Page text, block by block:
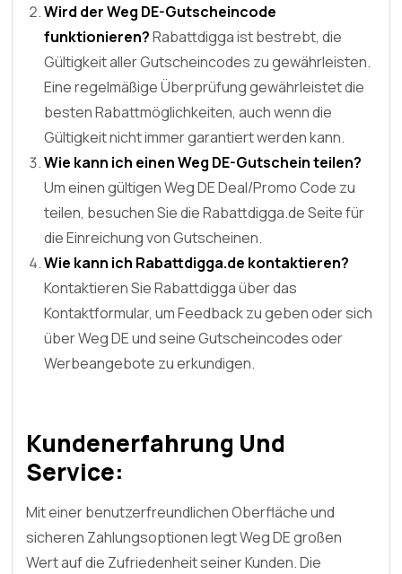
Wird der Weg DE-Gutscheincode
funktionieren?Rabattdigga ist bestrebt, die
Gültigkeit aller Gutscheincodes zu gewährleisten.
Eine regelmäßige Überprüfung gewährleistet die
besten Rabattmöglichkeiten, auch wenn die
Gültigkeit nicht immer garantiert werden kann.
Wie kann ich einen Weg DE-Gutschein teilen?
Um einen gültigen Weg DE Deal/Promo Code zu
teilen, besuchen Sie die Rabattdigga.de Seite für
die Einreichung von Gutscheinen.
Wie kann ich Rabattdigga.de kontaktieren?
Kontaktieren Sie Rabattdigga über das
Kontaktformular, um Feedback zu geben oder sich
über Weg DE und seine Gutscheincodes oder
Werbeangebote zu erkundigen.
Kundenerfahrung Und
Service:
Mit einer benutzerfreundlichen Oberfläche und
sicheren Zahlungsoptionen legt Weg DE großen
Wert auf die Zufriedenheit seiner Kunden. Die